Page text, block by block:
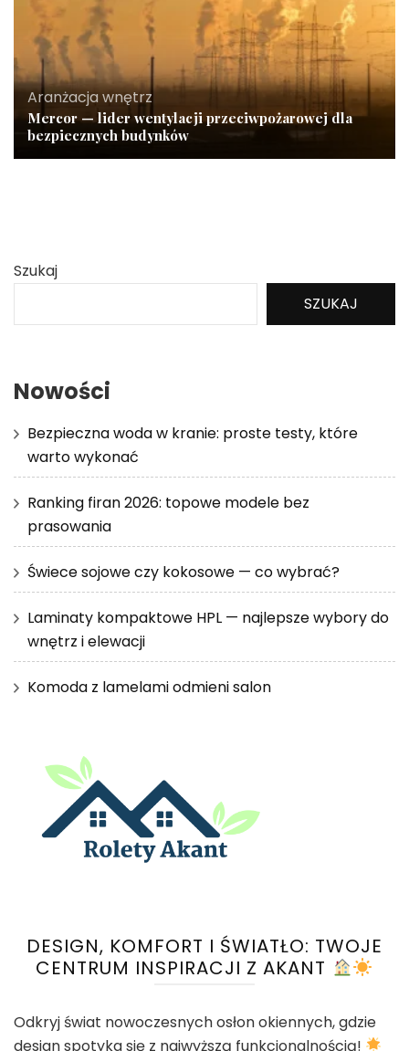
Aranżacja wnętrz
Mercor — lider wentylacji przeciwpożarowej dla
bezpiecznych budynków
Szukaj
SZUKAJ
Nowości
Bezpieczna woda w kranie: proste testy, które
warto wykonać
Ranking firan 2026: topowe modele bez
prasowania
Świece sojowe czy kokosowe — co wybrać?
Laminaty kompaktowe HPL — najlepsze wybory do
wnętrz i elewacji
Komoda z lamelami odmieni salon
DESIGN, KOMFORT I ŚWIATŁO: TWOJE
CENTRUM INSPIRACJI Z AKANT
Odkryj świat nowoczesnych osłon okiennych, gdzie
design spotyka się z najwyższą funkcjonalnością!